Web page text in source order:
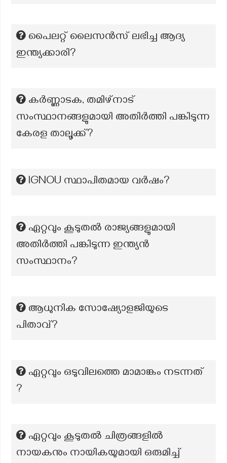
പൈലറ്റ് ലൈസൻസ് ലഭിച്ച ആദ്യ
ഇന്ത്യക്കാരി?
കർണ്ണാടക, തമിഴ്‌നാട്
സംസ്ഥാനങ്ങളുമായി അതിർത്തി പങ്കിടുന്ന
കേരള താലൂക്ക്?
lGNOU സ്ഥാപിതമായ വർഷം?
ഏറ്റവും കൂടുതൽ രാജ്യങ്ങളുമായി
അതിർത്തി പങ്കിടുന്ന ഇന്ത്യൻ
സംസ്ഥാനം?
ആധുനിക സോഷ്യോളജിയുടെ
പിതാവ്?
ഏറ്റവും ഒടുവിലത്തെ മാമാങ്കം നടന്നത്
?
ഏറ്റവും കൂടുതൽ ചിത്രങ്ങളിൽ
നായകനും നായികയുമായി ഒരുമിച്ച്